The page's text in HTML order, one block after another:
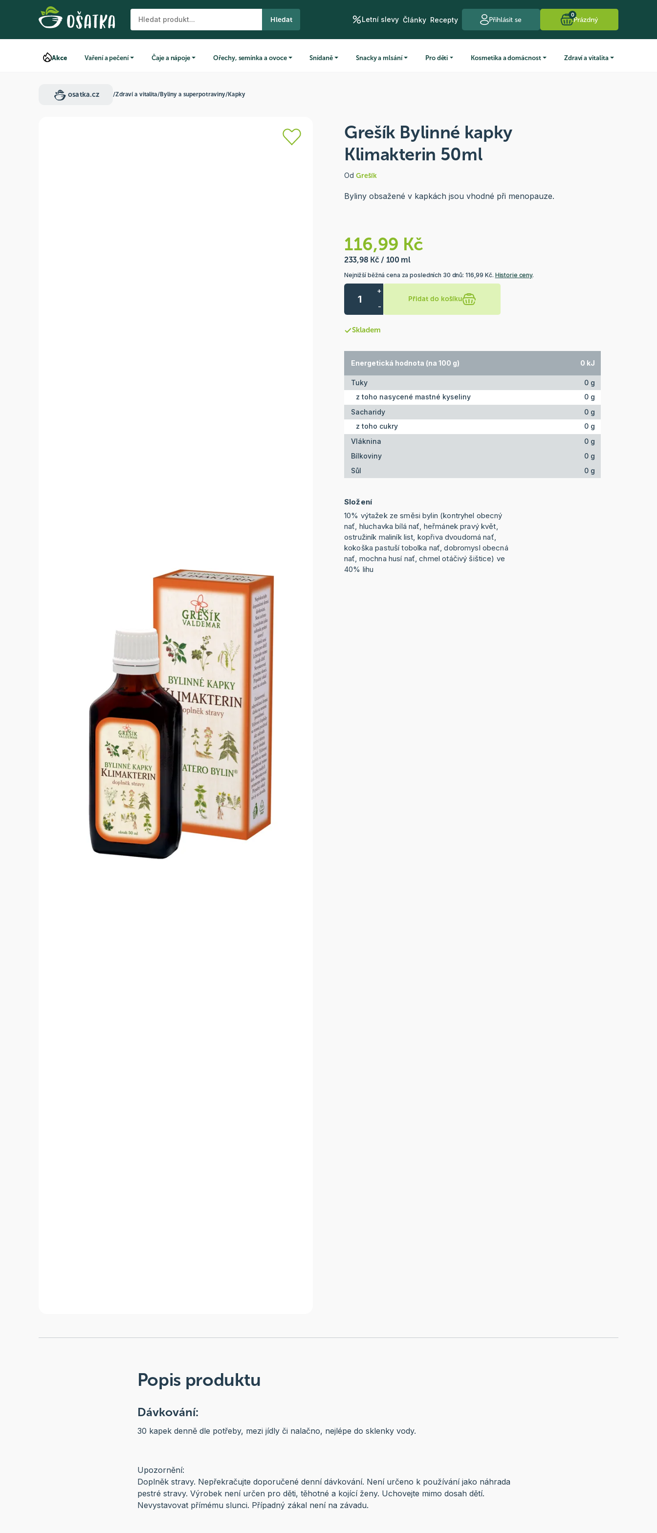
Hledat Letní slevy Články Recepty Přihlásit se
0
Prázdný
Akce Vaření a pečení Čaje a nápoje Ořechy, semínka a ovoce Snídaně Snacky a mlsání Pro děti Kosmetika a domácnost Zdraví a vitalita
osatka.cz /Zdraví a vitalita/Byliny a superpotraviny/Kapky
Grešík Bylinné kapky
Klimakterin 50ml
Od Grešík
Byliny obsažené v kapkách jsou vhodné při menopauze.
116,99 Kč
233,98 Kč / 100 ml
Nejnižší běžná cena za posledních 30 dnů: 116,99 Kč. Historie ceny.
+
-
Přidat do košíku
Skladem
Energetická hodnota (na 100 g) 0 kJ
Tuky
0 g
z toho nasycené mastné kyseliny
0 g
Sacharidy
0 g
z toho cukry
0 g
Vláknina
0 g
Bílkoviny
0 g
Sůl
0 g
Složení
10% výtažek ze směsi bylin (kontryhel obecný
nať, hluchavka bílá nať, heřmánek pravý květ,
ostružiník maliník list, kopřiva dvoudomá nať,
kokoška pastuší tobolka nať, dobromysl obecná
nať, mochna husí nať, chmel otáčivý šištice) ve
40% lihu
Popis produktu
Dávkování:
30 kapek denně dle potřeby, mezi jídly či nalačno, nejlépe do sklenky vody.
Upozornění:
Doplněk stravy. Nepřekračujte doporučené denní dávkování. Není určeno k používání jako náhrada
pestré stravy. Výrobek není určen pro děti, těhotné a kojící ženy. Uchovejte mimo dosah dětí.
Nevystavovat přímému slunci. Případný zákal není na závadu.